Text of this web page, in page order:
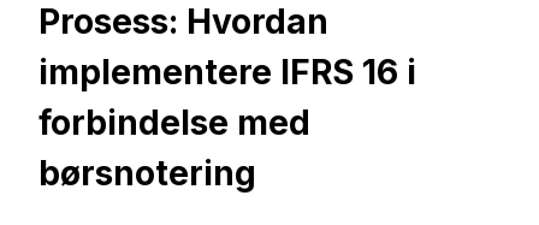
Prosess: Hvordan
implementere IFRS 16 i
forbindelse med
børsnotering